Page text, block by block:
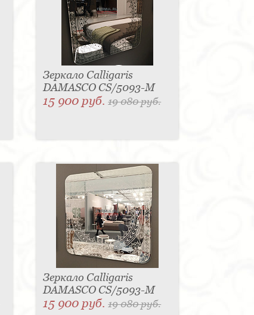
Зеркало Calligaris
DAMASCO CS/5093-M
15 900 руб.19 080 руб.
Зеркало Calligaris
DAMASCO CS/5093-M
15 900 руб.19 080 руб.